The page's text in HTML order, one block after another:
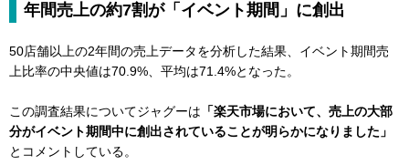
年間売上の約7割が「イベント期間」に創出
50店舗以上の2年間の売上データを分析した結果、イベント期間売
上比率の中央値は70.9%、平均は71.4%となった。
この調査結果についてジャグーは 「楽天市場において、売上の大部
分がイベント期間中に創出されていることが明らかになりました」
とコメントしている。